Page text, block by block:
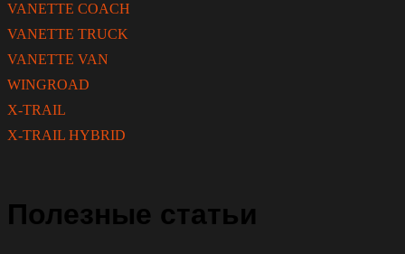
VANETTE COACH
VANETTE TRUCK
VANETTE VAN
WINGROAD
X-TRAIL
X-TRAIL HYBRID
Полезные статьи